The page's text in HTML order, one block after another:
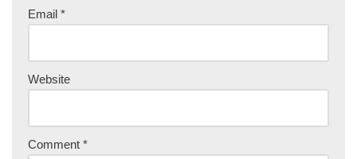
Email *
Website
Comment *